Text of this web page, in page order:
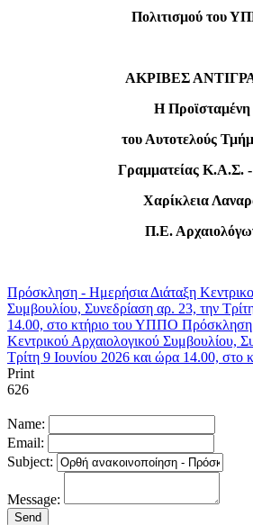
Πολιτισμού του
ΑΚΡΙΒΕΣ
Η Προϊσταμένη
του Αυτοτελούς
Γραμματείας Κ.Α.Σ.
Χαρίκλεια
Π.Ε.
Πρόσκληση - Ημερήσια Διάταξη
Συμβουλίου, Συνεδρίαση αρ. 23, την
14.00, στο κτήριο του ΥΠΠΟ Πρόσκληση
Κεντρικού Αρχαιολογικού Συμβουλίου,
Τρίτη 9 Ιουνίου 2026 και ώρα 14.00,
Print
626
Name:
Email:
Subject:
Message: